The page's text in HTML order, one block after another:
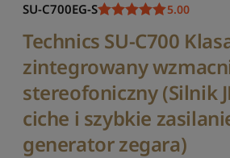
SU-C700EG-S 5.00
Technics SU-C700
zintegrowany
stereofoniczny (Silnik
ciche i szybkie
generator zegara)